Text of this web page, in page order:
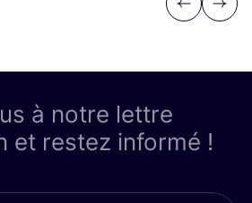
Previous
Next
à notre lettre
et restez informé !